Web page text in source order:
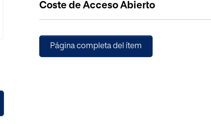
verdaderamente encarnada de la discapacidad.
Coste de Acceso Abierto
Página completa del ítem